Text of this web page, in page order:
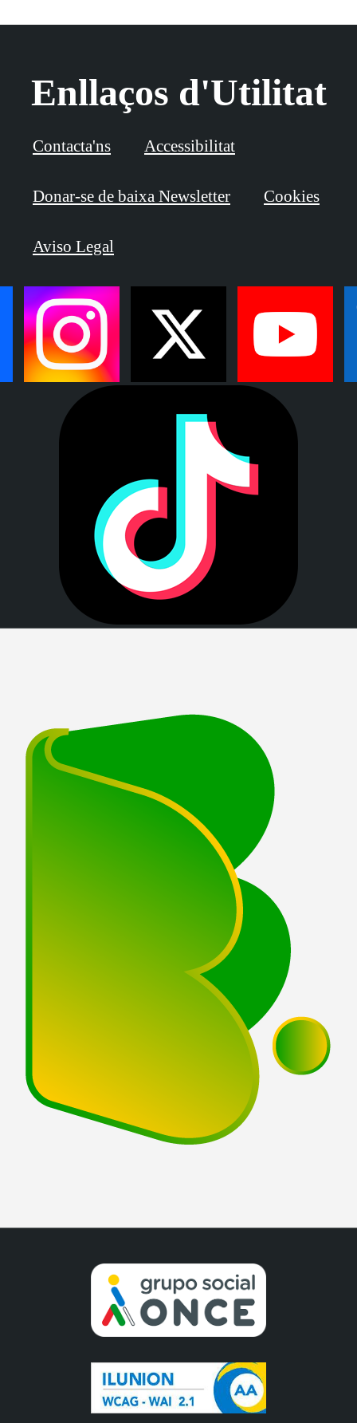
Enllaços d'Utilitat
Contacta'ns Accessibilitat
Donar-se de baixa Newsletter Cookies
Aviso Legal